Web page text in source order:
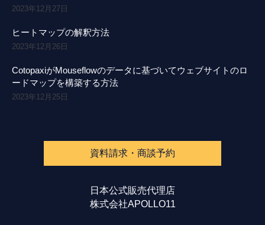
2023年12月27日
ヒートマップの解釈方法
2023年12月26日
CotopaxiがMouseflowのデータに基づいてウェブサイトのロ
ードマップを構築する方法
2023年12月25日
資料請求・商談予約
日本公式販売代理店
株式会社APOLLO11